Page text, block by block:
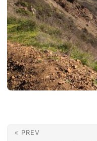
« PREV